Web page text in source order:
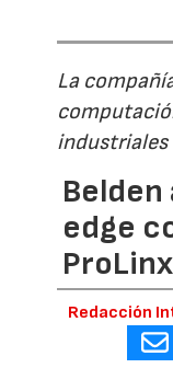
La
edge
Redacción